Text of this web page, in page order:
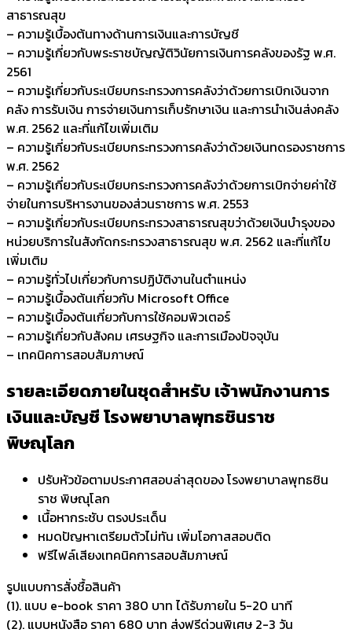
สาธารณสุข
– ความรู้เบื้องต้นทางด้านการเงินและการบัญชี
– ความรู้เกี่ยวกับพระราชบัญญัติวินัยการเงินการคลังของรัฐ พ.ศ.
2561
– ความรู้เกี่ยวกับระเบียบกระทรวงการคลังว่าด้วยการเบิกเงินจาก
คลัง การรับเงิน การจ่ายเงินการเก็บรักษาเงิน และการนำเงินส่งคลัง
พ.ศ. 2562 และที่แก้ไขเพิ่มเติม
– ความรู้เกี่ยวกับระเบียบกระทรวงการคลังว่าด้วยเงินทดรองราชการ
พ.ศ. 2562
– ความรู้เกี่ยวกับระเบียบกระทรวงการคลังว่าด้วยการเบิกจ่ายค่าใช้
จ่ายในการบริหารงานของส่วนราชการ พ.ศ. 2553
– ความรู้เกี่ยวกับระเบียบกระทรวงสาธารณสุขว่าด้วยเงินบำรุงของ
หน่วยบริการในสังกัดกระทรวงสาธารณสุข พ.ศ. 2562 และที่แก้ไข
เพิ่มเติม
– ความรู้ทั่วไปเกี่ยวกับการปฏิบัติงานในตำแหน่ง
– ความรู้เบื้องต้นเกี่ยวกับ Microsoft Office
– ความรู้เบื้องต้นเกี่ยวกับการใช้คอมพิวเตอร์
– ความรู้เกี่ยวกับสังคม เศรษฐกิจ และการเมืองปัจจุบัน
– เทคนิคการสอบสัมภาษณ์
รายละเอียดภายในชุดสำหรับ เจ้าพนักงานการ
เงินและบัญชี โรงพยาบาลพุทธชินราช
พิษณุโลก
ปรับหัวข้อตามประกาศสอบล่าสุดของ โรงพยาบาลพุทธชิน
ราช พิษณุโลก
เนื้อหากระชับ ตรงประเด็น
หมดปัญหาเตรียมตัวไม่ทัน เพิ่มโอกาสสอบติด
ฟรีไฟล์เสียงเทคนิคการสอบสัมภาษณ์
รูปแบบการสั่งชื้อสินค้า
(1). แบบ e-book ราคา 380 บาท ได้รับภายใน 5-20 นาที
(2). แบบหนังสือ ราคา 680 บาท ส่งฟรีด่วนพิเศษ 2-3 วัน